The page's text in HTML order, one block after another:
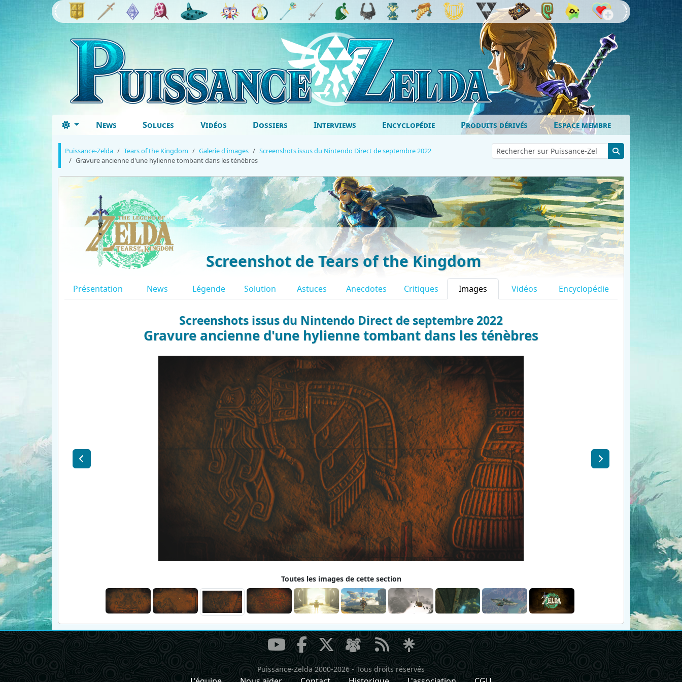
News Soluces Vidéos Dossiers Interviews Encyclopédie Produits dérivés Espace membre
Puissance-Zelda Tears of the Kingdom Galerie d'images
Screenshots issus du Nintendo Direct de septembre 2022
Gravure ancienne d'une hylienne tombant dans les ténèbres
Screenshot de Tears of the Kingdom
Présentation News Légende Solution Astuces Anecdotes Critiques Images Vidéos Encyclopédie
Screenshots issus du Nintendo Direct de septembre 2022
Gravure ancienne d'une hylienne tombant dans les ténèbres
Toutes les images de cette section
Puissance-Zelda 2000-2026- Tous droits réservés